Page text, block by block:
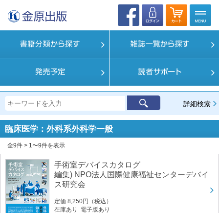
詳細検索
臨床医学：外科系外科学一般
全9件 > 1〜9件を表示
手術室デバイスカタログ
編集) NPO法人国際健康福祉センターデバイ
ス研究会
定価 8,250円（税込）
在庫あり 電子版あり